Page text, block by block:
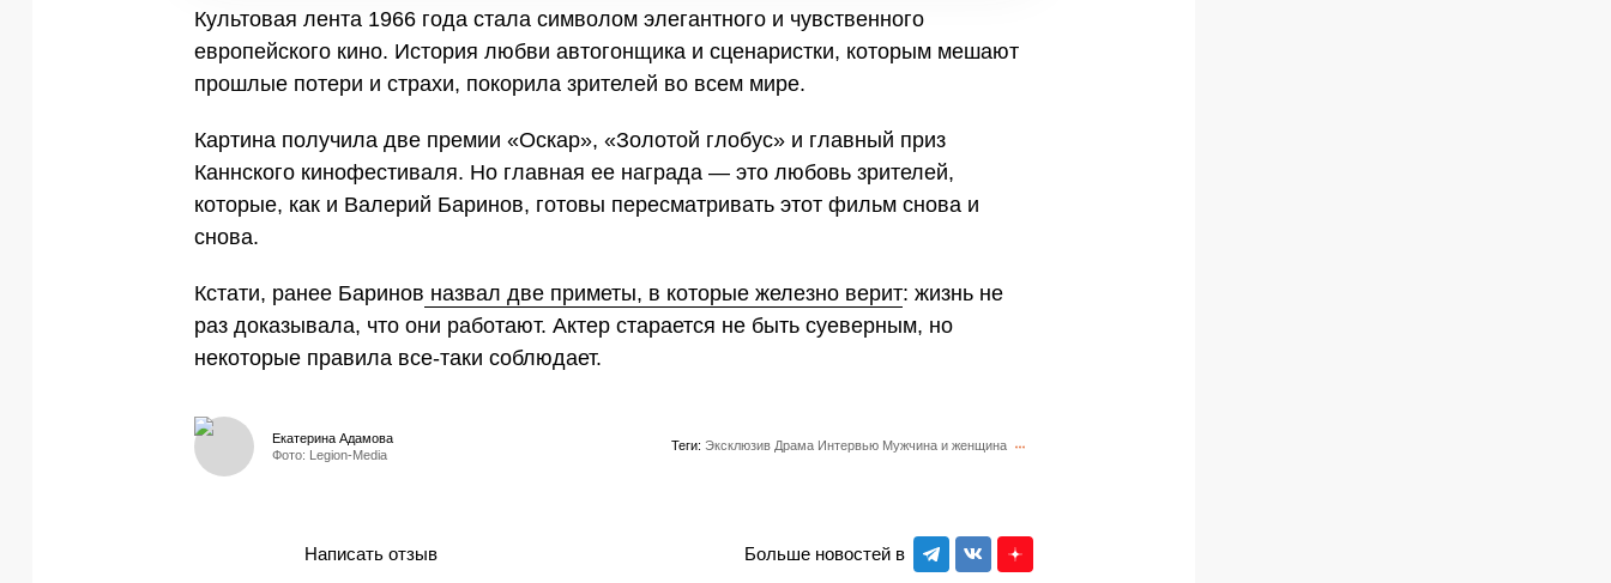
Культовая лента 1966 года стала символом элегантного и чувственного
европейского кино. История любви автогонщика и сценаристки, которым мешают
прошлые потери и страхи, покорила зрителей во всем мире.
Картина получила две премии «Оскар», «Золотой глобус» и главный приз
Каннского кинофестиваля. Но главная ее награда — это любовь зрителей,
которые, как и Валерий Баринов, готовы пересматривать этот фильм снова и
снова.
Кстати, ранее Баринов назвал две приметы, в которые железно верит: жизнь не
раз доказывала, что они работают. Актер старается не быть суеверным, но
некоторые правила все-таки соблюдает.
Фото: Legion-Media
Екатерина Адамова
Теги: Эксклюзив Драма Интервью Мужчина и женщина
Больше новостей в
Написать отзыв